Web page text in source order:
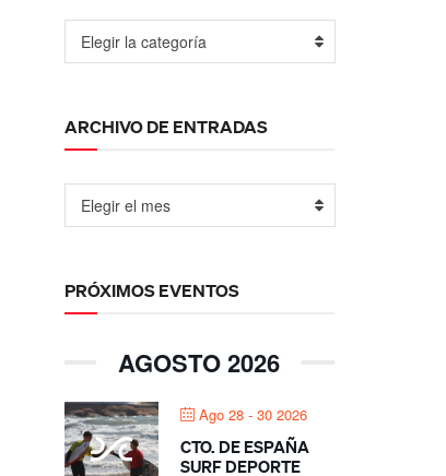
Elegir la categoría
ARCHIVO DE ENTRADAS
Elegir el mes
PRÓXIMOS EVENTOS
AGOSTO 2026
Ago 28 - 30 2026
CTO. DE ESPAÑA
SURF DEPORTE